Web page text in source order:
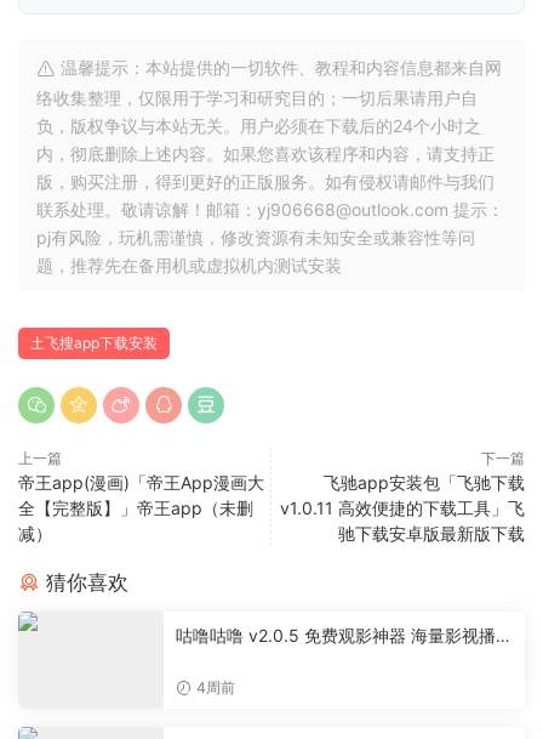
温馨提示：本站提供的一切软件、教程和内容信息都来自网
络收集整理，仅限用于学习和研究目的；一切后果请用户自
负，版权争议与本站无关。用户必须在下载后的24个小时之
内，彻底删除上述内容。如果您喜欢该程序和内容，请支持正
版，购买注册，得到更好的正版服务。如有侵权请邮件与我们
联系处理。敬请谅解！邮箱：yj906668@outlook.com 提示：
pj有风险，玩机需谨慎，修改资源有未知安全或兼容性等问
题，推荐先在备用机或虚拟机内测试安装
土飞搜app下载安装
上一篇
帝王app(漫画)「帝王App漫画大
全【完整版】」帝王app（未删
减）
下一篇
飞驰app安装包「飞驰下载
v1.0.11 高效便捷的下载工具」飞
驰下载安卓版最新版下载
猜你喜欢
咕噜咕噜 v2.0.5 免费观影神器 海量影视播放
4周前